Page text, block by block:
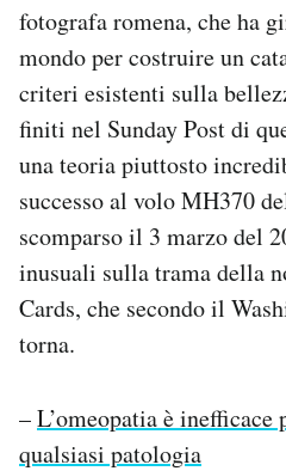
Newsletter
Notifiche mobile
Regala il Post
Esci
fotografa romena, che ha
mondo per costruire un
criteri esistenti sulla
finiti nel Sunday Post di
una teoria piuttosto
successo al volo MH370
scomparso il 3 marzo del
inusuali sulla trama della
Cards, che secondo il
torna.
–L’omeopatia è
qualsiasi patologia